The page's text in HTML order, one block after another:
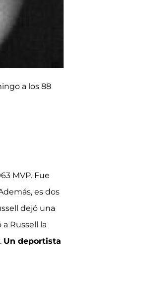
a los 88
MVP. Fue
es dos
dejó una
Russell la
Un deportista